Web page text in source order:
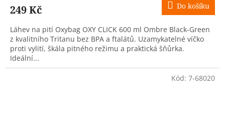
249 Kč Do košíku
Láhev na pití Oxybag OXY CLICK 600 ml Ombre Black-Green
z kvalitního Tritanu bez BPA a ftalátů. Uzamykatelné víčko
proti vylití, škála pitného režimu a praktická šňůrka.
Ideální...
Kód: 7-68020